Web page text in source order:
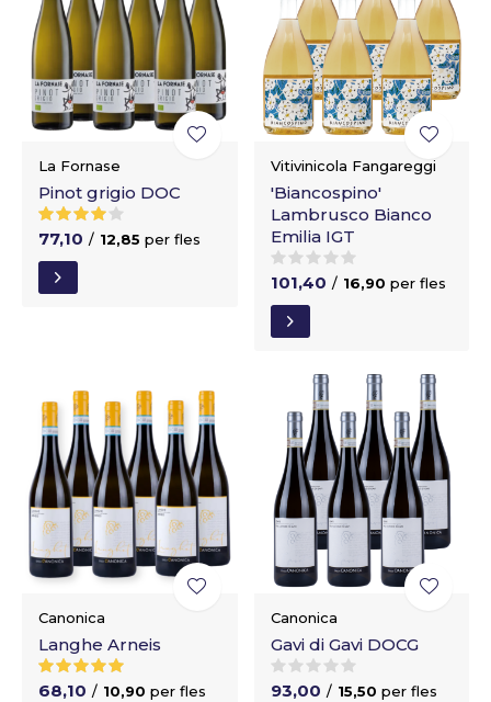
La Fornase
Pinot grigio DOC
77,10 / 12,85 per fles
Vitivinicola Fangareggi
'Biancospino'
Lambrusco Bianco
Emilia IGT
101,40 / 16,90 per fles
Canonica
Langhe Arneis
68,10 / 10,90 per fles
Canonica
Gavi di Gavi DOCG
93,00 / 15,50 per fles